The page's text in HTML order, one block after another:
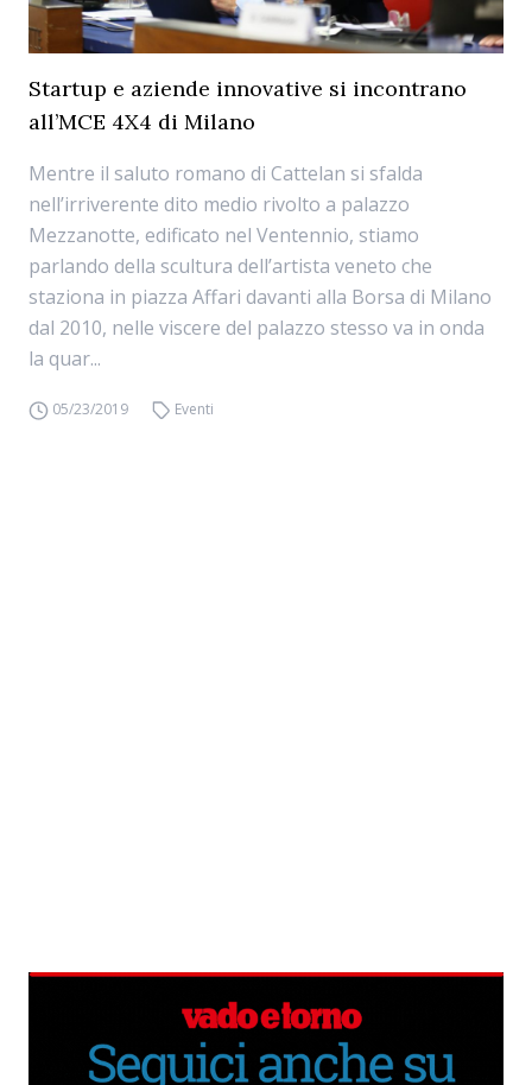
Startup e aziende innovative si incontrano
all’MCE 4X4 di Milano
Mentre il saluto romano di Cattelan si sfalda
nell’irriverente dito medio rivolto a palazzo
Mezzanotte, edificato nel Ventennio, stiamo
parlando della scultura dell’artista veneto che
staziona in piazza Affari davanti alla Borsa di Milano
dal 2010, nelle viscere del palazzo stesso va in onda
la quar...
05/23/2019 Eventi